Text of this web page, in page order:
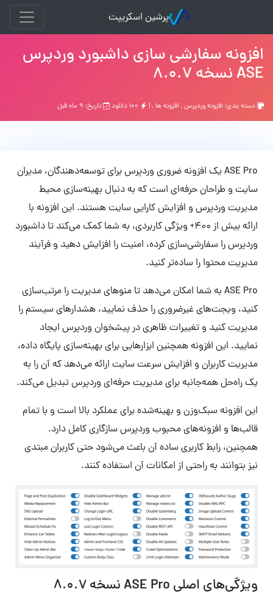
پرشین اسکریپت
افزونه سفارشی سازی داشبورد وردپرس
ASE نسخه 8.0.7
دسته بندی: افزونه وردپرس, افزونه ها, | تاریخ: ۹ ماه قبل
ASE Pro یک افزونه ضروری وردپرس برای توسعه‌دهندگان، مدیران
سایت و طراحان حرفه‌ای است که به دنبال بهینه‌سازی محیط
مدیریت وردپرس و افزایش کارایی سایت هستند. این افزونه با
ارائه بیش از 400+ ویژگی کاربردی، به شما کمک می‌کند تا داشبورد
وردپرس را سفارشی‌سازی کرده، امنیت را افزایش دهید و فرآیند
مدیریت محتوا را ساده‌تر کنید.
ASE Pro به شما امکان می‌دهد تا منوهای مدیریت را مرتب‌سازی
کنید، ویجت‌های غیرضروری را حذف نمایید، هشدارهای سیستم را
مدیریت کنید و تغییرات ظاهری در پیشخوان وردپرس ایجاد
نمایید. این افزونه همچنین ابزارهایی برای بهینه‌سازی پایگاه داده،
مدیریت کاربران و افزایش سرعت سایت ارائه می‌دهد که آن را به
یک راه‌حل همه‌جانبه برای مدیریت حرفه‌ای وردپرس تبدیل می‌کند.
این افزونه سبک‌وزن و بهینه‌شده برای عملکرد بالا است و با تمام
قالب‌ها و افزونه‌های محبوب وردپرس سازگاری کامل دارد.
همچنین، رابط کاربری ساده آن باعث می‌شود حتی کاربران مبتدی
نیز بتوانند به راحتی از امکانات آن استفاده کنند.
ویژگی‌های اصلی ASE Pro نسخه 8.0.7